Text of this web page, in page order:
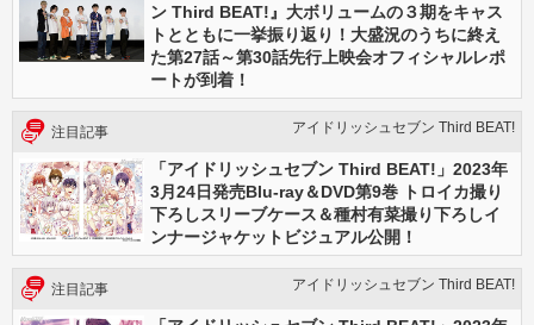
ン Third BEAT!』大ボリュームの３期をキャス
トとともに一挙振り返り！大盛況のうちに終え
た第27話～第30話先行上映会オフィシャルレポ
ートが到着！
注目記事 アイドリッシュセブン Third BEAT!
「アイドリッシュセブン Third BEAT!」2023年
3月24日発売Blu-ray＆DVD第9巻 トロイカ撮り
下ろしスリーブケース＆種村有菜撮り下ろしイ
ンナージャケットビジュアル公開！
注目記事 アイドリッシュセブン Third BEAT!